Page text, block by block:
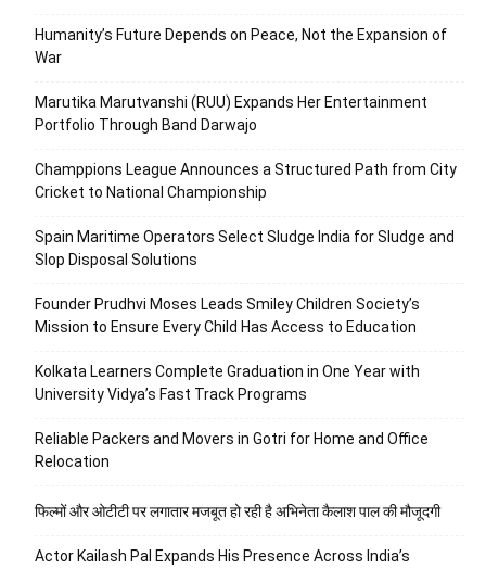
Humanity’s Future Depends on Peace, Not the Expansion of
War
Marutika Marutvanshi (RUU) Expands Her Entertainment
Portfolio Through Band Darwajo
Champpions League Announces a Structured Path from City
Cricket to National Championship
Spain Maritime Operators Select Sludge India for Sludge and
Slop Disposal Solutions
Founder Prudhvi Moses Leads Smiley Children Society’s
Mission to Ensure Every Child Has Access to Education
Kolkata Learners Complete Graduation in One Year with
University Vidya’s Fast Track Programs
Reliable Packers and Movers in Gotri for Home and Office
Relocation
फिल्मों और ओटीटी पर लगातार मजबूत हो रही है अभिनेता कैलाश पाल की मौजूदगी
Actor Kailash Pal Expands His Presence Across India’s